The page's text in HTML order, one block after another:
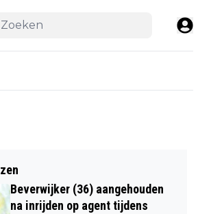
Beverwijker (36) aangehouden
na inrijden op agent tijdens